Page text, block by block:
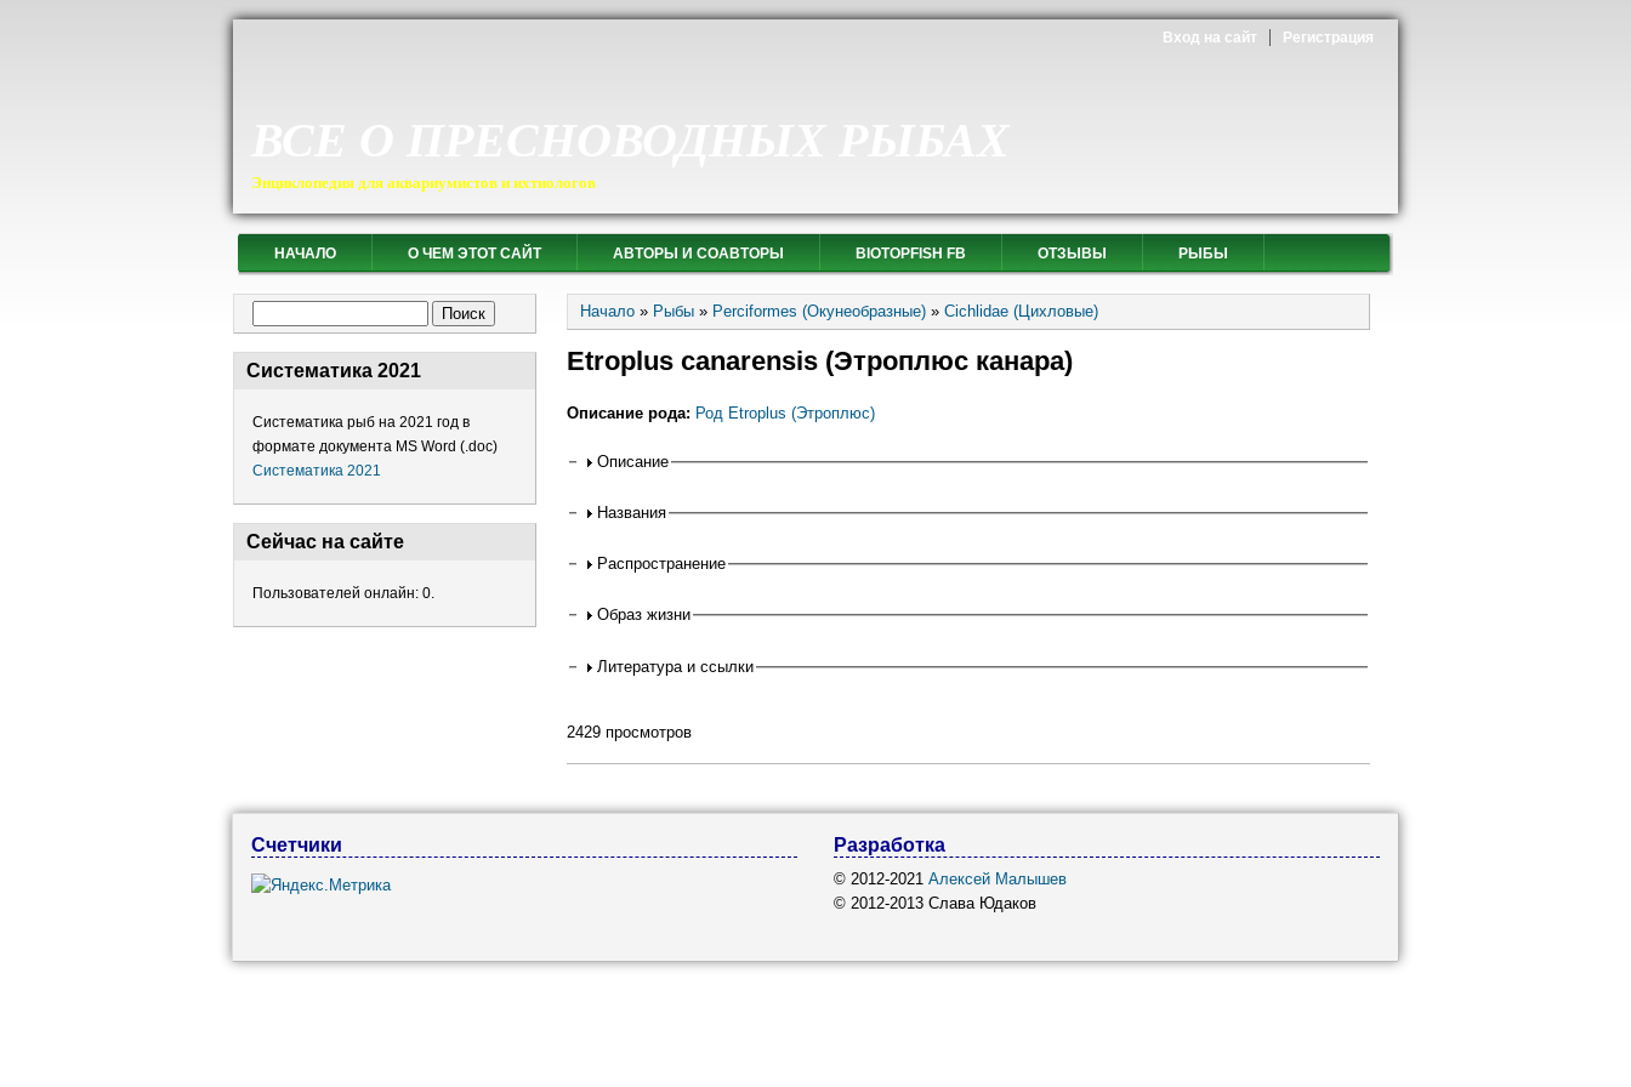
Энциклопедия для аквариумистов и ихтиологов
Вход на сайт Регистрация
НАЧАЛО О ЧЕМ ЭТОТ САЙТ АВТОРЫ И СОАВТОРЫ BIOTOPFISH FB ОТЗЫВЫ РЫБЫ
Систематика 2021
Систематика рыб на 2021 год в
формате документа MS Word (.doc)
Систематика 2021
Сейчас на сайте
Пользователей онлайн: 0.
Вы здесь
Начало » Рыбы » Perciformes (Окунеобразные) » Cichlidae (Цихловые)
Etroplus canarensis (Этроплюс канара)
Описание рода: Род Etroplus (Этроплюс)
Горизонтальные вкладки
Описание
Названия
Распространение
Образ жизни
Литература и ссылки
2429 просмотров
Счетчики Разработка
© 2012-2021 Алексей Малышев
© 2012-2013 Слава Юдаков